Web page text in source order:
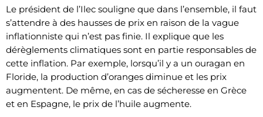
Le président de l’Ilec souligne que dans l’ensemble, il faut
s’attendre à des hausses de prix en raison de la vague
inflationniste qui n’est pas finie. Il explique que les
dérèglements climatiques sont en partie responsables de
cette inflation. Par exemple, lorsqu’il y a un ouragan en
Floride, la production d’oranges diminue et les prix
augmentent. De même, en cas de sécheresse en Grèce
et en Espagne, le prix de l’huile augmente.